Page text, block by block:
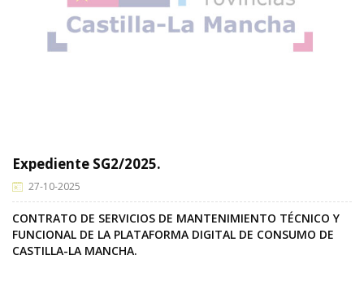
Expediente SG2/2025.
27-10-2025
CONTRATO DE SERVICIOS DE MANTENIMIENTO TÉCNICO Y
FUNCIONAL DE LA PLATAFORMA DIGITAL DE CONSUMO DE
CASTILLA-LA MANCHA.